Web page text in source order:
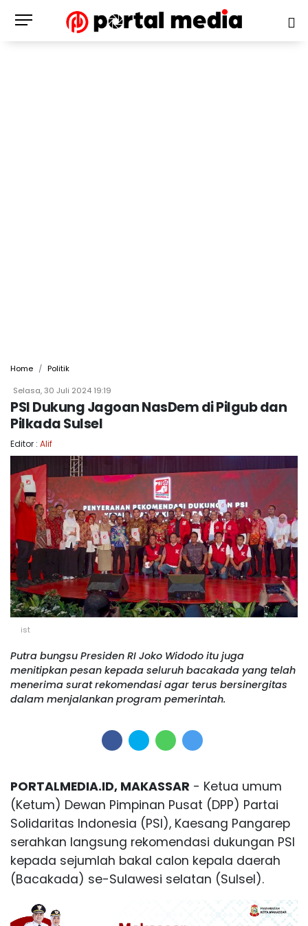
Home
Politik
Selasa, 30 Juli 2024 19:19
PSI Dukung Jagoan NasDem di Pilgub dan
Pilkada Sulsel
Editor : Alif
ist
Putra bungsu Presiden RI Joko Widodo itu juga
menitipkan pesan kepada seluruh bacakada yang telah
menerima surat rekomendasi agar terus bersinergitas
dalam menjalankan program pemerintah.
PORTALMEDIA.ID, MAKASSAR - Ketua umum
(Ketum) Dewan Pimpinan Pusat (DPP) Partai
Solidaritas Indonesia (PSI), Kaesang Pangarep
serahkan langsung rekomendasi dukungan PSI
kepada sejumlah bakal calon kepala daerah
(Bacakada) se-Sulawesi selatan (Sulsel).